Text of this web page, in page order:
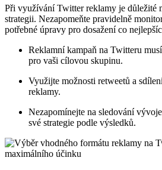
Při využívání Twitter reklamy je důležité
strategii. Nezapomeňte pravidelně
potřebné úpravy pro dosažení co
Reklamní kampaň na Twitteru
pro vaši cílovou skupinu.
Využijte možnosti retweetů a
reklamy.
Nezapomínejte na sledování
své strategie podle výsledků.